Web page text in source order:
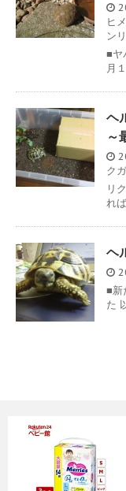
ヒ
ン
■ヤ
月
ヘ
～
ク
リ
れ
ヘ
■新
た